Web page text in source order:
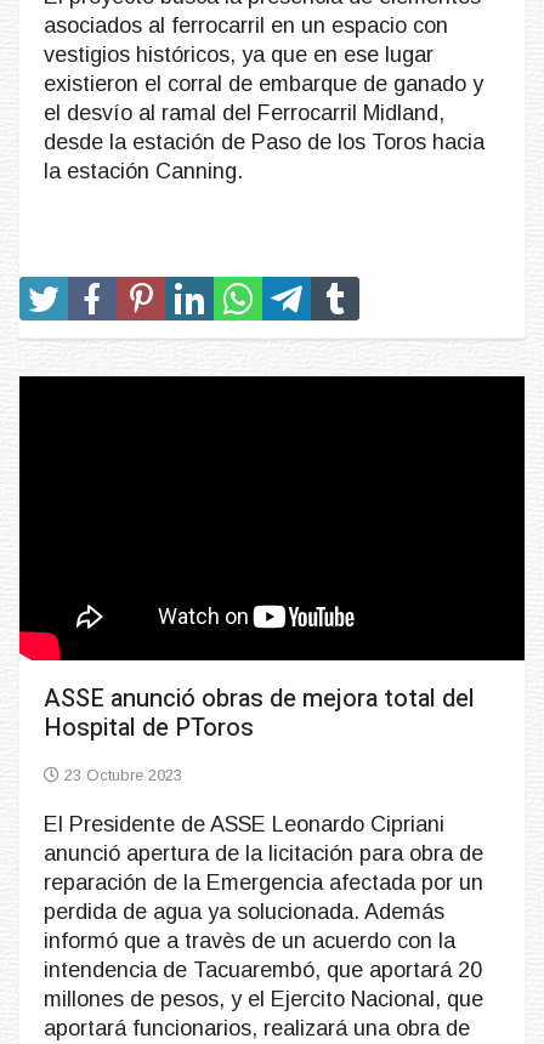
asociados al ferrocarril en un espacio con
vestigios históricos, ya que en ese lugar
existieron el corral de embarque de ganado y
el desvío al ramal del Ferrocarril Midland,
desde la estación de Paso de los Toros hacia
la estación Canning.
ASSE anunció obras de mejora total del
Hospital de PToros
23 Octubre 2023
El Presidente de ASSE Leonardo Cipriani
anunció apertura de la licitación para obra de
reparación de la Emergencia afectada por un
perdida de agua ya solucionada. Además
informó que a travès de un acuerdo con la
intendencia de Tacuarembó, que aportará 20
millones de pesos, y el Ejercito Nacional, que
aportará funcionarios, realizará una obra de